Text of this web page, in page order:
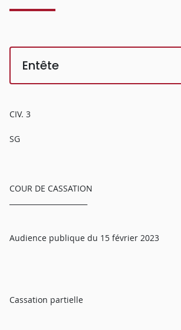
Entête
CIV. 3
SG
COUR DE CASSATION
Audience publique du 15 février 2023
Cassation partielle